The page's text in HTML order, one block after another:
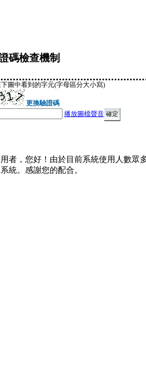
碼檢查機制
圖中看到的字元(字母區分大小寫)
更換驗證碼
播放圖檔聲音
者，您好！由於目前系統使用人數眾
統。感謝您的配合。